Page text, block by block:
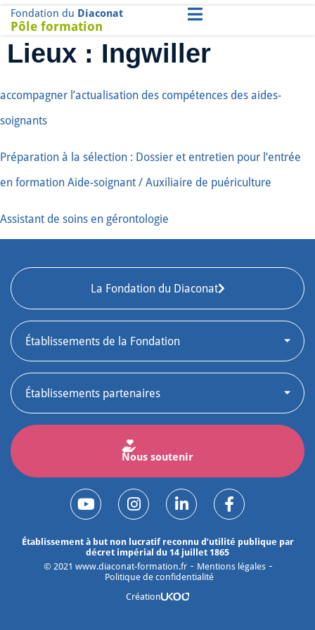
Fondation du Diaconat
Pôle formation
Lieux : Ingwiller
accompagner l’actualisation des compétences des aides-
soignants
Préparation à la sélection : Dossier et entretien pour l’entrée
en formation Aide-soignant / Auxiliaire de puériculture
Assistant de soins en gérontologie
La Fondation du Diaconat
Nous soutenir
Établissement à but non lucratif reconnu d’utilité publique par
décret impérial du 14 juillet 1865
©2021 www.diaconat-formation.fr
Mentions légales
Politique de confidentialité
Création